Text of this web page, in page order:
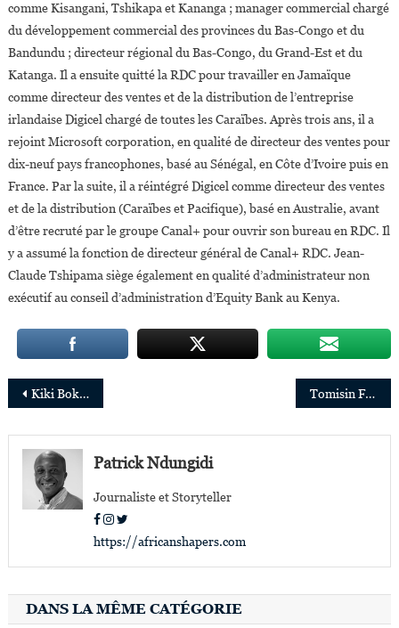
comme Kisangani, Tshikapa et Kananga ; manager commercial chargé
du développement commercial des provinces du Bas-Congo et du
Bandundu ; directeur régional du Bas-Congo, du Grand-Est et du
Katanga. Il a ensuite quitté la RDC pour travailler en Jamaïque
comme directeur des ventes et de la distribution de l’entreprise
irlandaise Digicel chargé de toutes les Caraïbes. Après trois ans, il a
rejoint Microsoft corporation, en qualité de directeur des ventes pour
dix-neuf pays francophones, basé au Sénégal, en Côte d’Ivoire puis en
France. Par la suite, il a réintégré Digicel comme directeur des ventes
et de la distribution (Caraïbes et Pacifique), basé en Australie, avant
d’être recruté par le groupe Canal+ pour ouvrir son bureau en RDC. Il
y a assumé la fonction de directeur général de Canal+ RDC. Jean-
Claude Tshipama siège également en qualité d’administrateur non
exécutif au conseil d’administration d’Equity Bank au Kenya.
Navigation
de
l’article
Kiki Bokungu Louya, Top Chef aux USA Tomisin Fashina nommé directeur exécutif « Opérations et Technologies » du Groupe Ecobank
Patrick Ndungidi
Journaliste et Storyteller
https://africanshapers.com
DANS LA MÊME CATÉGORIE